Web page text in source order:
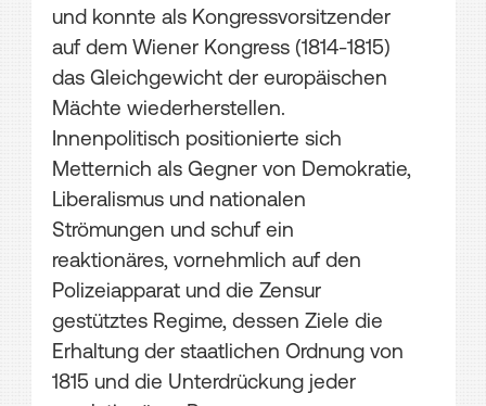
und konnte als Kongressvorsitzender
auf dem Wiener Kongress (1814-1815)
das Gleichgewicht der europäischen
Mächte wiederherstellen.
Innenpolitisch positionierte sich
Metternich als Gegner von Demokratie,
Liberalismus und nationalen
Strömungen und schuf ein
reaktionäres, vornehmlich auf den
Polizeiapparat und die Zensur
gestütztes Regime, dessen Ziele die
Erhaltung der staatlichen Ordnung von
1815 und die Unterdrückung jeder